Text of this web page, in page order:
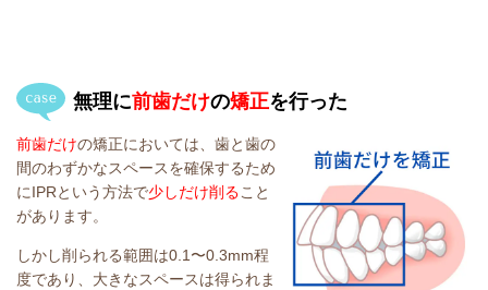
無理に前歯だけの矯正を行った
前歯だけの矯正においては、歯と歯の
間のわずかなスペースを確保するため
にIPRという方法で少しだけ削ること
があります。
しかし削られる範囲は0.1〜0.3mm程
度であり、大きなスペースは得られま